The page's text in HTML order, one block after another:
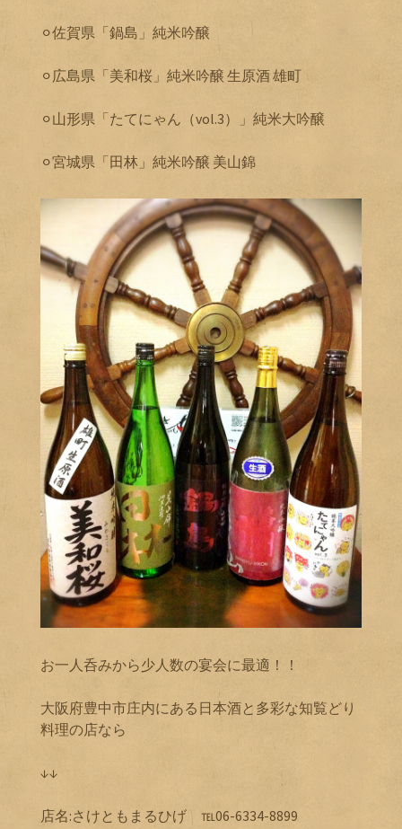
⚪︎佐賀県「鍋島」純米吟醸
⚪︎広島県「美和桜」純米吟醸 生原酒 雄町
⚪︎山形県「たてにゃん（vol.3）」純米大吟醸
⚪︎宮城県「田林」純米吟醸 美山錦
お一人呑みから少人数の宴会に最適！！
大阪府豊中市庄内にある日本酒と多彩な知覧どり
料理の店なら
↓↓
店名:さけともまるひげ ℡06-6334-8899